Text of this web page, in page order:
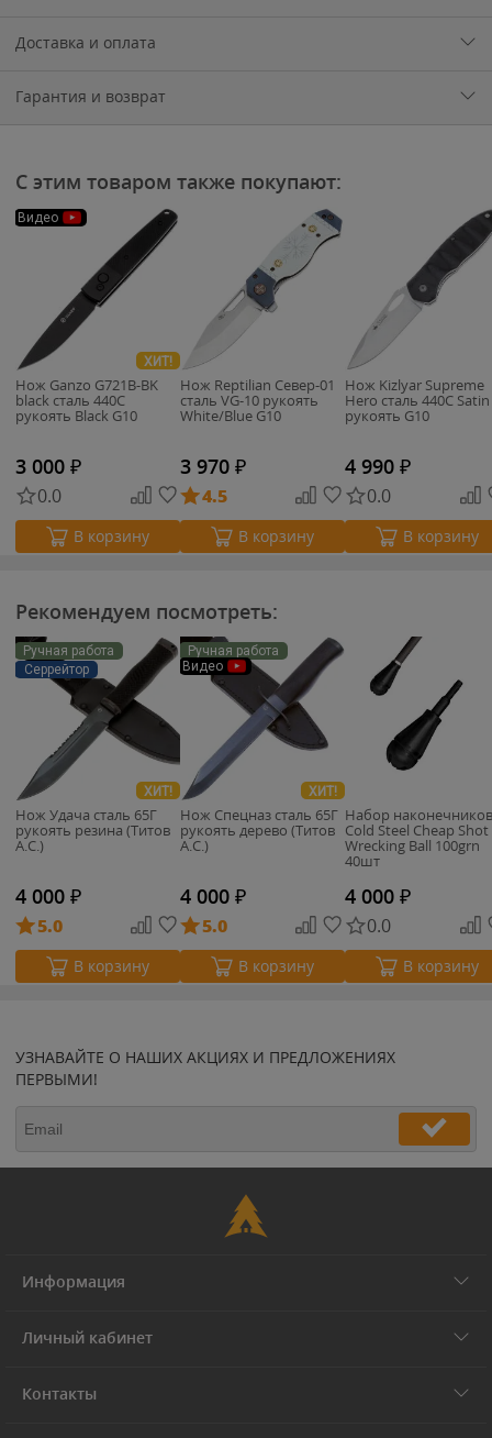
Доставка и оплата
Гарантия и возврат
С этим товаром также покупают:
Видео
ХИТ!
Нож Ganzo G721B-BK
black cталь 440C
рукоять Black G10
3 000 ₽
0.0
В корзину
Нож Reptilian Север-01
сталь VG-10 рукоять
White/Blue G10
3 970 ₽
4.5
В корзину
Нож Kizlyar Supreme
Hero сталь 440C Satin
рукоять G10
4 990 ₽
0.0
В корзину
Рекомендуем посмотреть:
Ручная работа
Серрейтор
ХИТ!
Нож Удача сталь 65Г
рукоять резина (Титов
А.С.)
4 000 ₽
5.0
В корзину
Ручная работа
Видео
ХИТ!
Нож Спецназ сталь 65Г
рукоять дерево (Титов
А.С.)
4 000 ₽
5.0
В корзину
Набор наконечников
Cold Steel Cheap Shot
Wrecking Ball 100grn
40шт
4 000 ₽
0.0
В корзину
УЗНАВАЙТЕ О НАШИХ АКЦИЯХ И ПРЕДЛОЖЕНИЯХ
ПЕРВЫМИ!
Информация
Личный кабинет
Контакты